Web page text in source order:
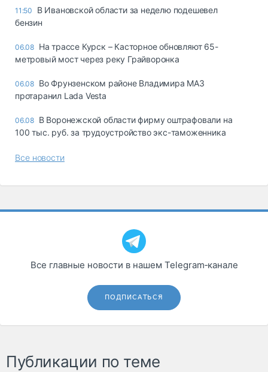
11:50
В Ивановской области за неделю подешевел
бензин
06.08 На трассе Курск – Касторное обновляют 65-
метровый мост через реку Грайворонка
06.08 Во Фрунзенском районе Владимира МАЗ
протаранил Lada Vesta
06.08 В Воронежской области фирму оштрафовали на
100 тыс. руб. за трудоустройство экс-таможенника
Все новости
Все главные новости в нашем Telegram‑канале
ПОДПИСАТЬСЯ
Публикации по теме